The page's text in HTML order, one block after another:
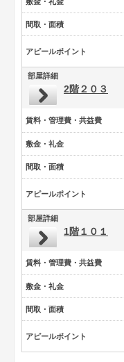
敷金・礼金
間取・面積
アピールポイント
部屋詳細
2階２０３
賃料・管理費・共益費
敷金・礼金
間取・面積
アピールポイント
部屋詳細
1階１０１
賃料・管理費・共益費
敷金・礼金
間取・面積
アピールポイント